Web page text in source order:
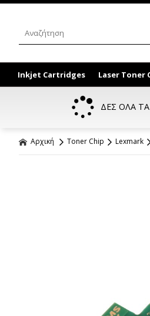
Inkjet Cartridges Laser Toner
ΔΕΣ ΟΛΑ
Αρχική Toner Chip Lexmark